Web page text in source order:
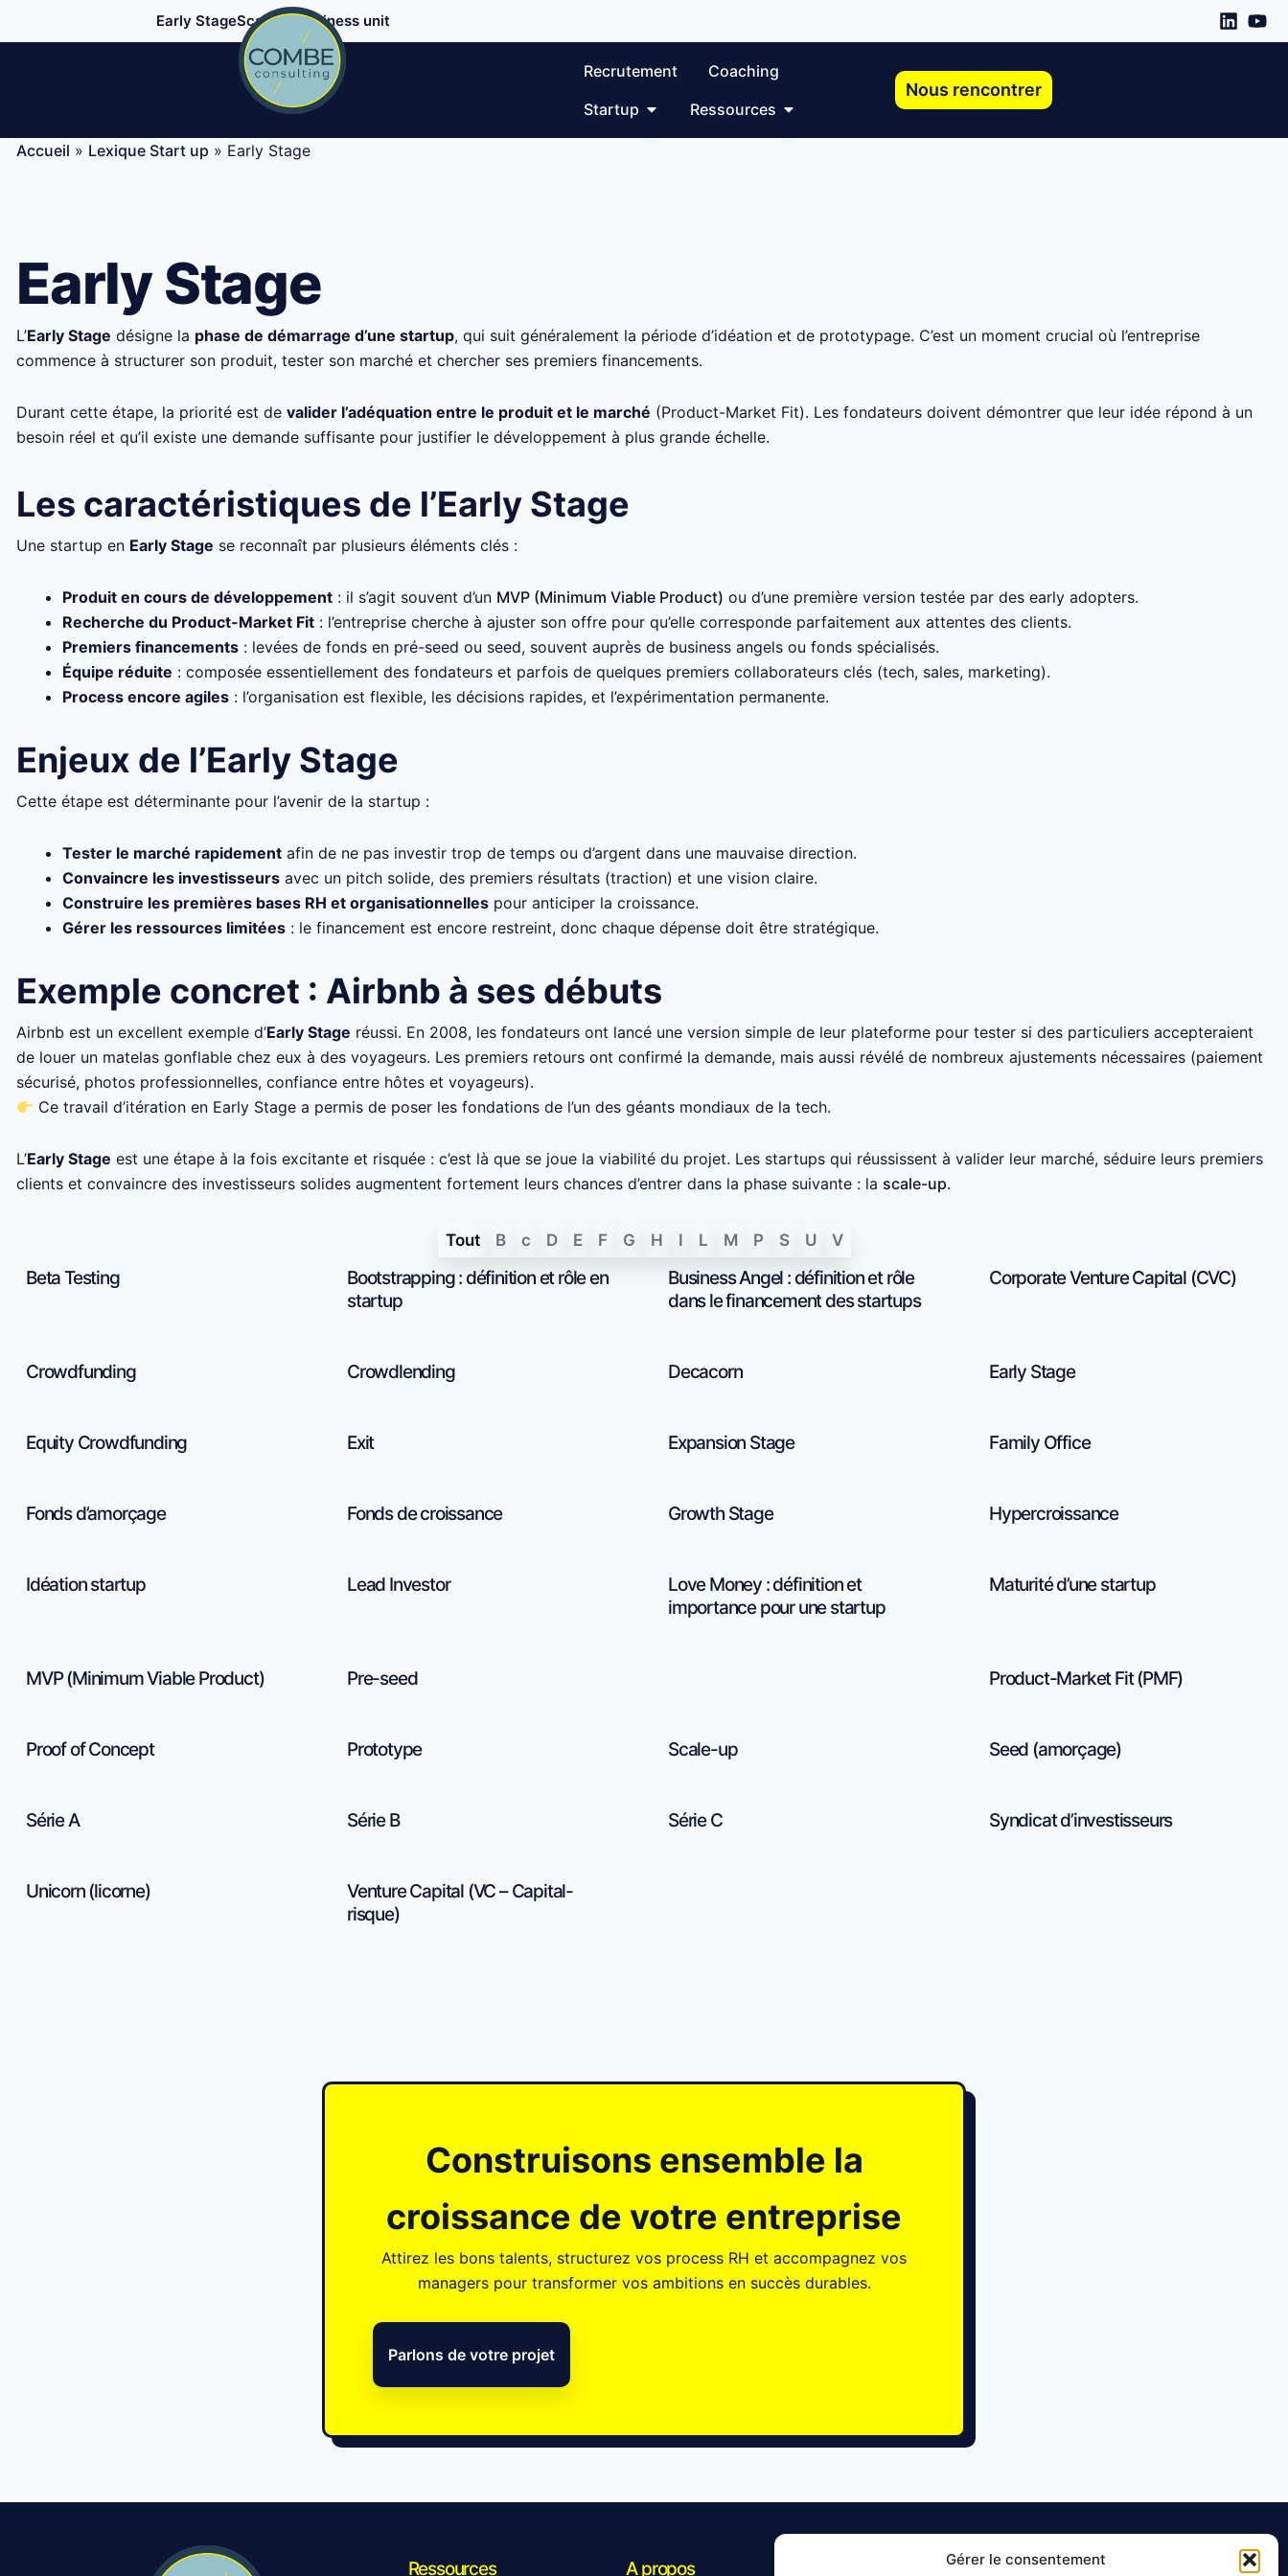
Gérer le consentement
Early StageScale upBusiness unit
Recrutement
Coaching
Startup Ouvrir Startup
Ressources Ouvrir Ressources
Nous rencontrer
Accueil » Lexique Start up » Early Stage
Early Stage
L’Early Stage désigne la phase de démarrage d’une startup, qui suit généralement la période d’idéation et de prototypage. C’est un moment crucial où l’entreprise
commence à structurer son produit, tester son marché et chercher ses premiers financements.
Durant cette étape, la priorité est de valider l’adéquation entre le produit et le marché (Product-Market Fit). Les fondateurs doivent démontrer que leur idée répond à un
besoin réel et qu’il existe une demande suffisante pour justifier le développement à plus grande échelle.
Les caractéristiques de l’Early Stage
Une startup en Early Stage se reconnaît par plusieurs éléments clés :
Produit en cours de développement : il s’agit souvent d’un MVP (Minimum Viable Product) ou d’une première version testée par des early adopters.
Recherche du Product-Market Fit : l’entreprise cherche à ajuster son offre pour qu’elle corresponde parfaitement aux attentes des clients.
Premiers financements : levées de fonds en pré-seed ou seed, souvent auprès de business angels ou fonds spécialisés.
Équipe réduite : composée essentiellement des fondateurs et parfois de quelques premiers collaborateurs clés (tech, sales, marketing).
Process encore agiles : l’organisation est flexible, les décisions rapides, et l’expérimentation permanente.
Enjeux de l’Early Stage
Cette étape est déterminante pour l’avenir de la startup :
Tester le marché rapidement afin de ne pas investir trop de temps ou d’argent dans une mauvaise direction.
Convaincre les investisseurs avec un pitch solide, des premiers résultats (traction) et une vision claire.
Construire les premières bases RH et organisationnelles pour anticiper la croissance.
Gérer les ressources limitées : le financement est encore restreint, donc chaque dépense doit être stratégique.
Exemple concret : Airbnb à ses débuts
Airbnb est un excellent exemple d’Early Stage réussi. En 2008, les fondateurs ont lancé une version simple de leur plateforme pour tester si des particuliers accepteraient
de louer un matelas gonflable chez eux à des voyageurs. Les premiers retours ont confirmé la demande, mais aussi révélé de nombreux ajustements nécessaires (paiement
sécurisé, photos professionnelles, confiance entre hôtes et voyageurs).
Ce travail d’itération en Early Stage a permis de poser les fondations de l’un des géants mondiaux de la tech.
L’Early Stage est une étape à la fois excitante et risquée : c’est là que se joue la viabilité du projet. Les startups qui réussissent à valider leur marché, séduire leurs premiers
clients et convaincre des investisseurs solides augmentent fortement leurs chances d’entrer dans la phase suivante : la scale-up.
B c D E F G H I L M P S U V
Tout
Beta Testing
Bootstrapping : définition et rôle en
startup
Business Angel : définition et rôle
dans le financement des startups
Corporate Venture Capital (CVC)
Crowdfunding Crowdlending Decacorn Early Stage
Equity Crowdfunding Exit Expansion Stage Family Office
Fonds d’amorçage Fonds de croissance Growth Stage Hypercroissance
Idéation startup Lead Investor
Love Money : définition et
importance pour une startup
Maturité d’une startup
MVP (Minimum Viable Product) Pre-seed Product-Market Fit (PMF)
Proof of Concept Prototype Scale-up Seed (amorçage)
Série A Série B Série C Syndicat d’investisseurs
Unicorn (licorne)
Venture Capital (VC – Capital-
risque)
Construisons ensemble la
croissance de votre entreprise
Attirez les bons talents, structurez vos process RH et accompagnez vos
managers pour transformer vos ambitions en succès durables.
Parlons de votre projet
Ressources A propos Liens utiles